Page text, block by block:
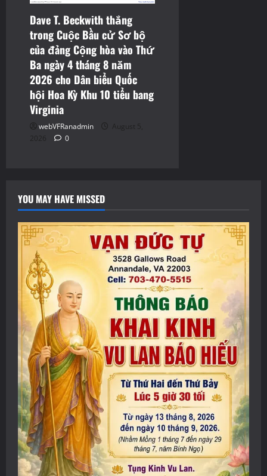
Dave T. Beckwith thắng
trong Cuộc Bầu cử Sơ bộ
của đảng Cộng hòa vào Thứ
Ba ngày 4 tháng 8 năm
2026 cho Dân biểu Quốc
hội Hoa Kỳ Khu 10 tiểu bang
Virginia
webVFRanadmin
August 5,
2026
0
YOU MAY HAVE MISSED